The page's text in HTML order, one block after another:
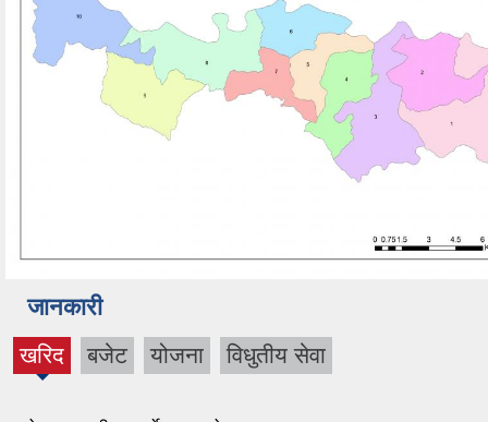
जानकारी
खरिद बजेट योजना विधुतीय सेवा